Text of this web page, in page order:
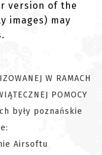
version of the
images) may
W RAMACH
POMOCY
były poznańskie
Airsoftu